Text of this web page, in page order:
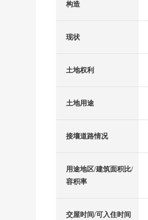
构造
现状
土地权利
土地用途
接壤道路情况
用途地区/建筑面积比/
容积率
交屋时间/可入住时间